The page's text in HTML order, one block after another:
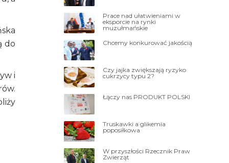
do
i
Prace nad ułatwieniami w
eksporcie na rynki
muzułmańskie
Chcemy konkurować jakością
Czy jajka zwiększają ryzyko
cukrzycy typu 2?
Łączy nas PRODUKT POLSKI
Truskawki a glikemia
poposiłkowa
W przyszłości Rzecznik Praw
Zwierząt